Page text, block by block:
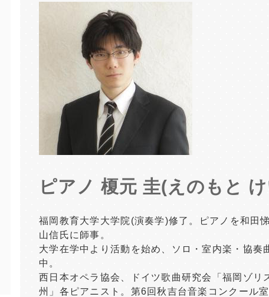
ピアノ 榎元 圭(えのもと
福岡教育大学大学院(演奏学)修了。ピアノを和田
山信氏に師事。
大学在学中より活動を始め、ソロ・室内楽・協奏
中。
西日本オペラ協会、ドイツ歌曲研究会「福岡ゾ
州」各ピアニスト。第6回秋吉台音楽コンクール室